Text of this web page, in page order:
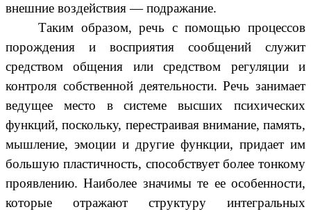
внешние воздействия — подражание.
Таким образом, речь с помощью процессов
порождения и восприятия сообщений служит
средством общения или средством регуляции и
контроля собственной деятельности. Речь занимает
ведущее место в системе высших психических
функций, поскольку, перестраивая внимание, память,
мышление, эмоции и другие функции, придает им
большую пластичность, способствует более тонкому
проявлению. Наиболее значимы те ее особенности,
которые отражают структуру интегральных